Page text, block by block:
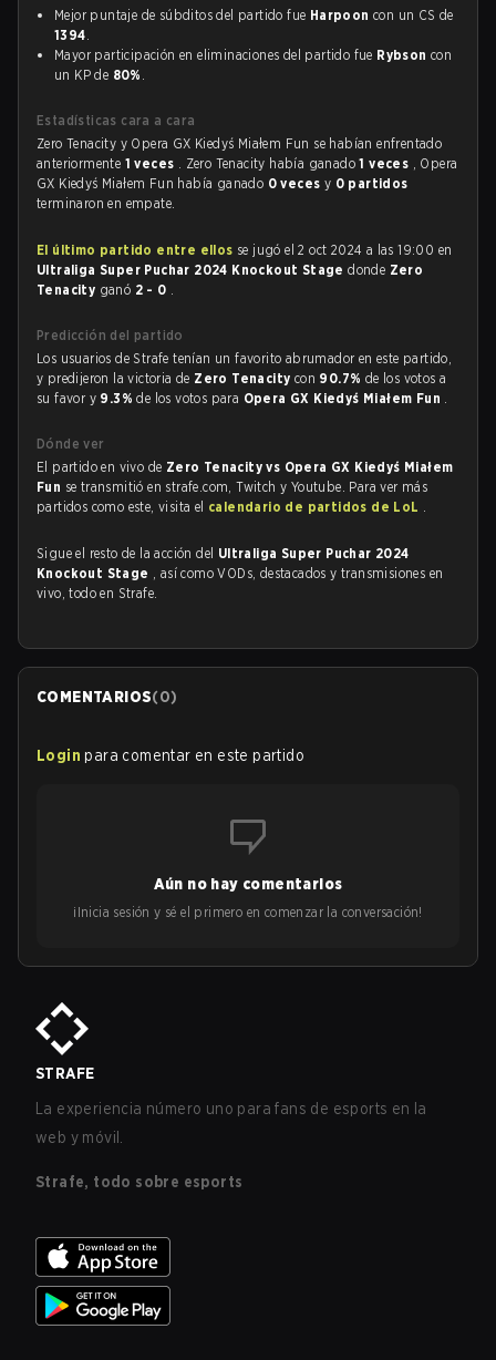
Mejor puntaje de súbditos del partido fue Harpoon con un CS de
1394.
Mayor participación en eliminaciones del partido fue Rybson con
un KP de 80% .
Estadísticas cara a cara
Zero Tenacity y Opera GX Kiedyś Miałem Fun se habían enfrentado
anteriormente 1 veces . Zero Tenacity había ganado1 veces , Opera
GX Kiedyś Miałem Fun había ganado 0 veces y 0 partidos
terminaron en empate.
El último partido entre ellos se jugó el 2 oct 2024 a las 19:00 en
Ultraliga Super Puchar 2024 Knockout Stagedonde Zero
Tenacity ganó 2 - 0 .
Predicción del partido
Los usuarios de Strafe tenían un favorito abrumador en este partido,
y predijeron la victoria de Zero Tenacity con 90.7% de los votos a
su favor y 9.3%de los votos para Opera GX Kiedyś Miałem Fun .
Dónde ver
El partido en vivo de Zero Tenacity vs Opera GX Kiedyś Miałem
Fun se transmitió en strafe.com, Twitch y Youtube. Para ver más
partidos como este, visita el calendario de partidos de LoL .
Sigue el resto de la acción del Ultraliga Super Puchar 2024
Knockout Stage , así como VODs, destacados y transmisiones en
vivo, todo en Strafe.
COMENTARIOS(0)
Login para comentar en este partido
Aún no hay comentarios
¡Inicia sesión y sé el primero en comenzar la conversación!
STRAFE
La experiencia número uno para fans de esports en la
web y móvil.
Strafe, todo sobre esports